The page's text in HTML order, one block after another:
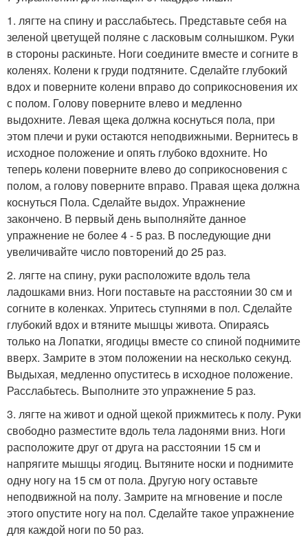
1. лягте на спину и расслабьтесь. Представьте себя на
зеленой цветущей поляне с ласковым солнышком. Руки
в стороны раскиньте. Ноги соедините вместе и согните в
коленях. Колени к груди подтяните. Сделайте глубокий
вдох и поверните колени вправо до соприкосновения их
с полом. Голову поверните влево и медленно
выдохните. Левая щека должна коснуться пола, при
этом плечи и руки остаются неподвижными. Вернитесь в
исходное положение и опять глубоко вдохните. Но
теперь колени поверните влево до соприкосновения с
полом, а голову поверните вправо. Правая щека должна
коснуться Пола. Сделайте выдох. Упражнение
закончено. В первый день выполняйте данное
упражнение не более 4 - 5 раз. В последующие дни
увеличивайте число повторений до 25 раз.
2. лягте на спину, руки расположите вдоль тела
ладошками вниз. Ноги поставьте на расстоянии 30 см и
согните в коленках. Упритесь ступнями в пол. Сделайте
глубокий вдох и втяните мышцы живота. Опираясь
только на Лопатки, ягодицы вместе со спиной поднимите
вверх. Замрите в этом положении на несколько секунд.
Выдыхая, медленно опуститесь в исходное положение.
Расслабьтесь. Выполните это упражнение 5 раз.
3. лягте на живот и одной щекой прижмитесь к полу. Руки
свободно разместите вдоль тела ладонями вниз. Ноги
расположите друг от друга на расстоянии 15 см и
напрягите мышцы ягодиц. Вытяните носки и поднимите
одну ногу на 15 см от пола. Другую ногу оставьте
неподвижной на полу. Замрите на мгновение и после
этого опустите ногу на пол. Сделайте такое упражнение
для каждой ноги по 50 раз.